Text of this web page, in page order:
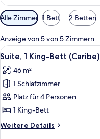
Verfügbare
Filter
für
Zimmer
Alle Zimmer 1 Bett 2 Betten
Anzeige von 5 von 5 Zimmern
Alle
Fotos
für
Suite,
1 King-
Bett
(Caribe)
anzeigen
6
Suite, 1 King-Bett (Caribe)
46 m²
1 Schlafzimmer
Platz für 4 Personen
1 King-Bett
Weitere Details
Weitere